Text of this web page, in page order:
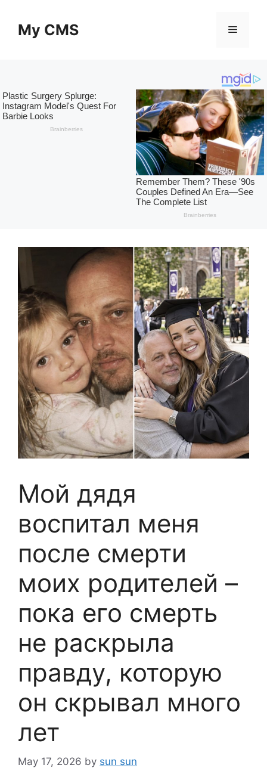
contentMy CMS Menu
Мой дядя
воспитал меня
после смерти
моих родителей –
пока его смерть
не раскрыла
правду, которую
он скрывал много
лет
May 17, 2026 by sun sun